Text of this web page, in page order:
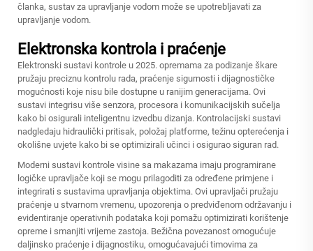
članka, sustav za upravljanje vodom može se upotrebljavati za
upravljanje vodom.
Elektronska kontrola i praćenje
Elektronski sustavi kontrole u 2025. opremama za podizanje škare
pružaju preciznu kontrolu rada, praćenje sigurnosti i dijagnostičke
mogućnosti koje nisu bile dostupne u ranijim generacijama. Ovi
sustavi integrisu više senzora, procesora i komunikacijskih sučelja
kako bi osigurali inteligentnu izvedbu dizanja. Kontrolacijski sustavi
nadgledaju hidraulički pritisak, položaj platforme, težinu opterećenja i
okolišne uvjete kako bi se optimizirali učinci i osigurao siguran rad.
Moderni sustavi kontrole visine sa makazama imaju programirane
logičke upravljače koji se mogu prilagoditi za određene primjene i
integrirati s sustavima upravljanja objektima. Ovi upravljači pružaju
praćenje u stvarnom vremenu, upozorenja o predviđenom održavanju i
evidentiranje operativnih podataka koji pomažu optimizirati korištenje
opreme i smanjiti vrijeme zastoja. Bežična povezanost omogućuje
daljinsko praćenje i dijagnostiku, omogućavajući timovima za